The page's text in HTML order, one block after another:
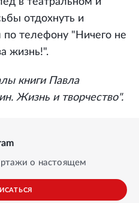
отдохнуть и
по телефону "Ничего не
жизнь!".
книги Павла
Жизнь и творчество".
о настоящем